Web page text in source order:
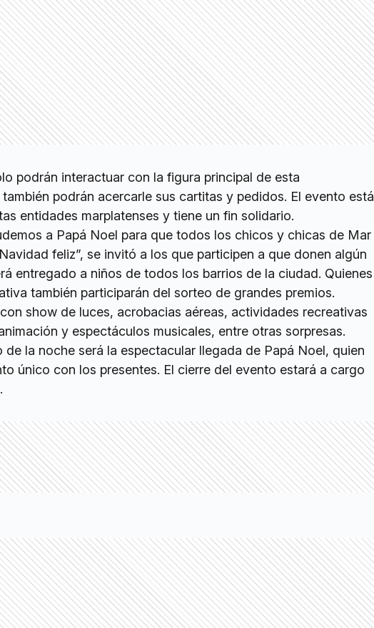
podrán interactuar con la figura principal de esta
podrán acercarle sus cartitas y pedidos. El evento está
entidades marplatenses y tiene un fin solidario.
a Papá Noel para que todos los chicos y chicas de Mar
feliz”, se invitó a los que participen a que donen algún
entregado a niños de todos los barrios de la ciudad. Quienes
también participarán del sorteo de grandes premios.
show de luces, acrobacias aéreas, actividades recreativas
y espectáculos musicales, entre otras sorpresas.
de la noche será la espectacular llegada de Papá Noel, quien
único con los presentes. El cierre del evento estará a cargo